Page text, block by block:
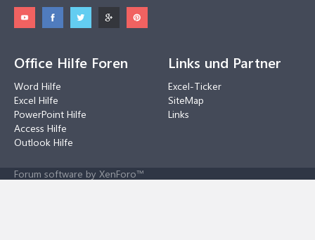
Office Hilfe Foren
Word Hilfe
Excel Hilfe
PowerPoint Hilfe
Access Hilfe
Outlook Hilfe
Links und Partner
Excel-Ticker
SiteMap
Links
Forum software by XenForo™